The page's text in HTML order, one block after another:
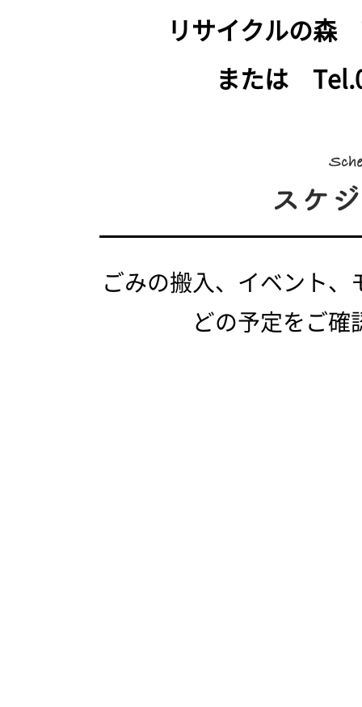
リサイクルの森
または
ごみの搬入、イベント
どの予定をご